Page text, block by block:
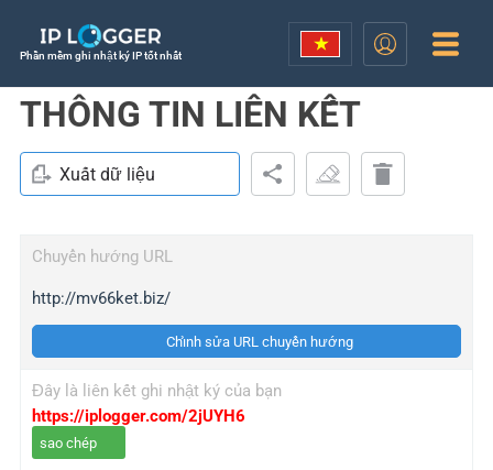
Phần mềm ghi nhật ký IP tốt nhất
THÔNG TIN LIÊN KẾT
Xuất dữ liệu
Chuyển hướng URL
http://mv66ket.biz/
Chỉnh sửa URL chuyển hướng
Đây là liên kết ghi nhật ký của bạn
https://iplogger.com/2jUYH6
sao chép